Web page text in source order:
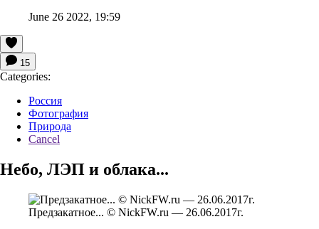
June 26 2022, 19:59
15
Categories:
Россия
Фотография
Природа
Cancel
Небо, ЛЭП и облака...
Предзакатное... © NickFW.ru — 26.06.2017г.